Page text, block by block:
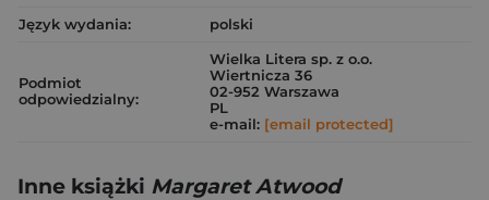
Język wydania: polski
Podmiot
odpowiedzialny:
Wielka Litera sp. z o.o.
Wiertnicza 36
02-952 Warszawa
PL
e-mail: [email protected]
Inne książki Margaret Atwood